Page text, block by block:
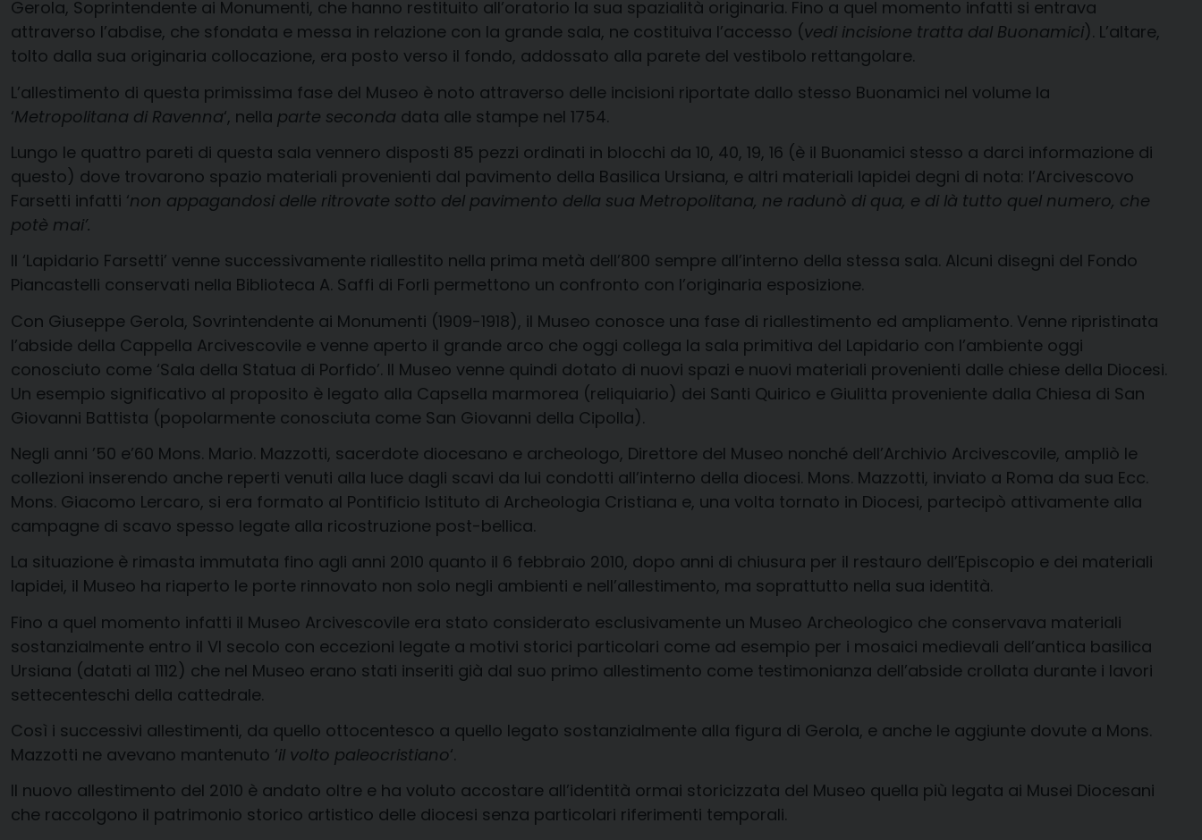
Gerola, Soprintendente ai Monumenti, che hanno restituito all’oratorio la sua spazialità originaria. Fino a quel momento infatti si entrava
attraverso l’abdise, che sfondata e messa in relazione con la grande sala, ne costituiva l’accesso (vedi incisione tratta dal Buonamici). L’altare,
tolto dalla sua originaria collocazione, era posto verso il fondo, addossato alla parete del vestibolo rettangolare.
L’allestimento di questa primissima fase del Museo è noto attraverso delle incisioni riportate dallo stesso Buonamici nel volume la
‘Metropolitana di Ravenna‘, nella parte seconda data alle stampe nel 1754.
Lungo le quattro pareti di questa sala vennero disposti 85 pezzi ordinati in blocchi da 10, 40, 19, 16 (è il Buonamici stesso a darci informazione di
questo) dove trovarono spazio materiali provenienti dal pavimento della Basilica Ursiana, e altri materiali lapidei degni di nota: l’Arcivescovo
Farsetti infatti ‘non appagandosi delle ritrovate sotto del pavimento della sua Metropolitana, ne radunò di qua, e di là tutto quel numero, che
potè mai’.
Il ‘Lapidario Farsetti’ venne successivamente riallestito nella prima metà dell’800 sempre all’interno della stessa sala. Alcuni disegni del Fondo
Piancastelli conservati nella Biblioteca A. Saffi di Forli permettono un confronto con l’originaria esposizione.
Con Giuseppe Gerola, Sovrintendente ai Monumenti (1909-1918), il Museo conosce una fase di riallestimento ed ampliamento. Venne ripristinata
l’abside della Cappella Arcivescovile e venne aperto il grande arco che oggi collega la sala primitiva del Lapidario con l’ambiente oggi
conosciuto come ‘Sala della Statua di Porfido’. Il Museo venne quindi dotato di nuovi spazi e nuovi materiali provenienti dalle chiese della Diocesi.
Un esempio significativo al proposito è legato alla Capsella marmorea (reliquiario) dei Santi Quirico e Giulitta proveniente dalla Chiesa di San
Giovanni Battista (popolarmente conosciuta come San Giovanni della Cipolla).
Negli anni ’50 e’60 Mons. Mario. Mazzotti, sacerdote diocesano e archeologo, Direttore del Museo nonché dell’Archivio Arcivescovile, ampliò le
collezioni inserendo anche reperti venuti alla luce dagli scavi da lui condotti all’interno della diocesi. Mons. Mazzotti, inviato a Roma da sua Ecc.
Mons. Giacomo Lercaro, si era formato al Pontificio Istituto di Archeologia Cristiana e, una volta tornato in Diocesi, partecipò attivamente alla
campagne di scavo spesso legate alla ricostruzione post-bellica.
La situazione è rimasta immutata fino agli anni 2010 quanto il 6 febbraio 2010, dopo anni di chiusura per il restauro dell’Episcopio e dei materiali
lapidei, il Museo ha riaperto le porte rinnovato non solo negli ambienti e nell’allestimento, ma soprattutto nella sua identità.
Fino a quel momento infatti il Museo Arcivescovile era stato considerato esclusivamente un Museo Archeologico che conservava materiali
sostanzialmente entro il VI secolo con eccezioni legate a motivi storici particolari come ad esempio per i mosaici medievali dell’antica basilica
Ursiana (datati al 1112) che nel Museo erano stati inseriti già dal suo primo allestimento come testimonianza dell’abside crollata durante i lavori
settecenteschi della cattedrale.
Così i successivi allestimenti, da quello ottocentesco a quello legato sostanzialmente alla figura di Gerola, e anche le aggiunte dovute a Mons.
Mazzotti ne avevano mantenuto ‘il volto paleocristiano‘.
Il nuovo allestimento del 2010 è andato oltre e ha voluto accostare all’identità ormai storicizzata del Museo quella più legata ai Musei Diocesani
che raccolgono il patrimonio storico artistico delle diocesi senza particolari riferimenti temporali.